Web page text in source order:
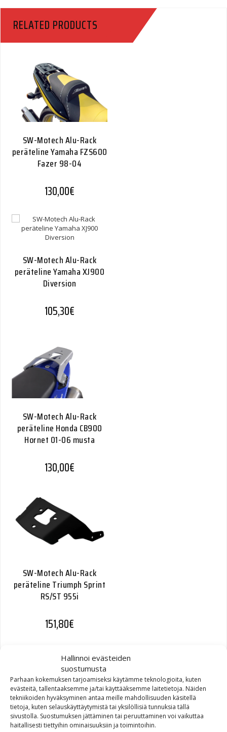
Hallinnoi evästeiden
suostumusta
Parhaan kokemuksen tarjoamiseksi käytämme teknologioita, kuten
evästeitä, tallentaaksemme ja/tai käyttääksemme laitetietoja. Näiden
tekniikoiden hyväksyminen antaa meille mahdollisuuden käsitellä
tietoja, kuten selauskäyttäytymistä tai yksilöllisiä tunnuksia tällä
sivustolla. Suostumuksen jättäminen tai peruuttaminen voi vaikuttaa
haitallisesti tiettyihin ominaisuuksiin ja toimintoihin.
RELATED PRODUCTS
SW-Motech Alu-Rack
peräteline Yamaha FZS600
Fazer 98-04
130,00€
SW-Motech Alu-Rack
peräteline Yamaha XJ900
Diversion
105,30€
SW-Motech Alu-Rack
peräteline Honda CB900
Hornet 01-06 musta
130,00€
SW-Motech Alu-Rack
peräteline Triumph Sprint
RS/ST 955i
151,80€
SW-Motech Alu-Rack
peräteline Yamaha XJ900
Diversion